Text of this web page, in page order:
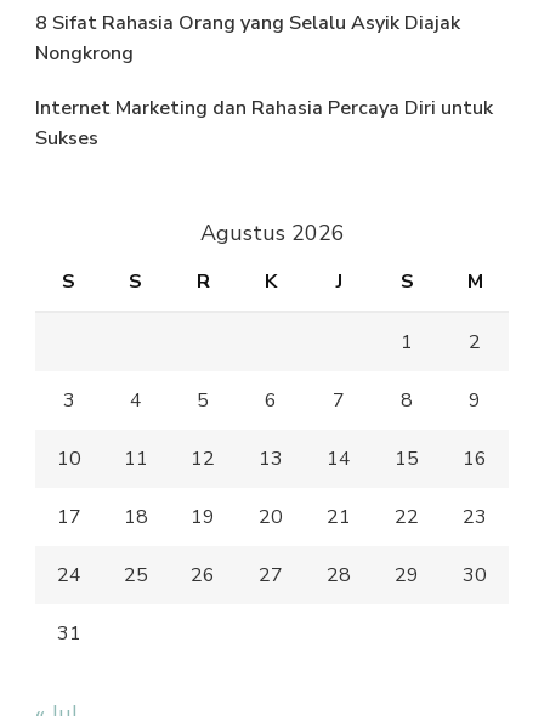
8 Sifat Rahasia Orang yang Selalu Asyik Diajak
Nongkrong
Internet Marketing dan Rahasia Percaya Diri untuk
Sukses
Agustus 2026
S S R K J S M
1 2
3 4 5 6 7 8 9
10 11 12 13 14 15 16
17 18 19 20 21 22 23
24 25 26 27 28 29 30
31